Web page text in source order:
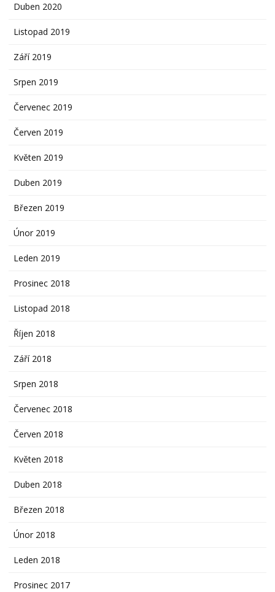
Duben 2020
Listopad 2019
Září 2019
Srpen 2019
Červenec 2019
Červen 2019
Květen 2019
Duben 2019
Březen 2019
Únor 2019
Leden 2019
Prosinec 2018
Listopad 2018
Říjen 2018
Září 2018
Srpen 2018
Červenec 2018
Červen 2018
Květen 2018
Duben 2018
Březen 2018
Únor 2018
Leden 2018
Prosinec 2017